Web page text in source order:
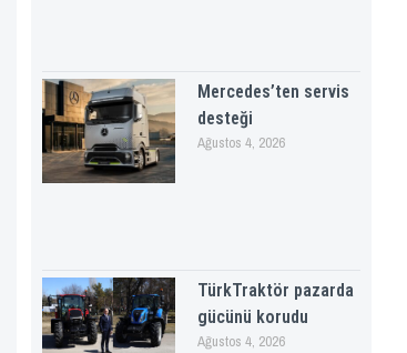
Mercedes’ten servis
desteği
Ağustos 4, 2026
TürkTraktör pazarda
gücünü korudu
Ağustos 4, 2026